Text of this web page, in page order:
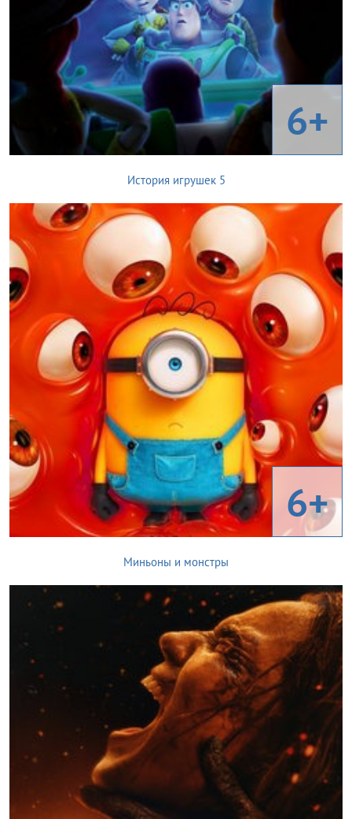
6+
История игрушек 5
6+
Миньоны и монстры